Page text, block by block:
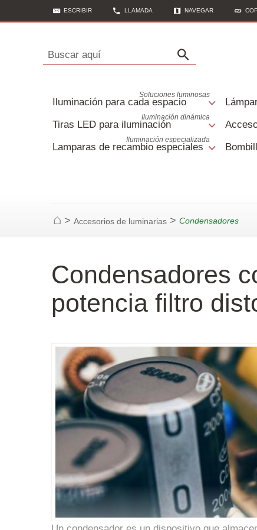
ESCRIBIR LLAMADA NAVEGAR
Buscar aquí
Iluminación para cada espacio
Soluciones luminosas
Tiras LED para iluminación
Iluminación dinámica
Lamparas de recambio especiales
Iluminación especializada
Página de inicio
> Accesorios de luminarias > Condensadores
Condensadores
potencia filtro